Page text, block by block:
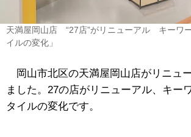
天満屋岡山店 “27店”がリニューアル キーワ
イルの変化」
岡山市北区の天満屋岡山店がリニュ
ました。27の店がリニューアル、キー
タイルの変化です。